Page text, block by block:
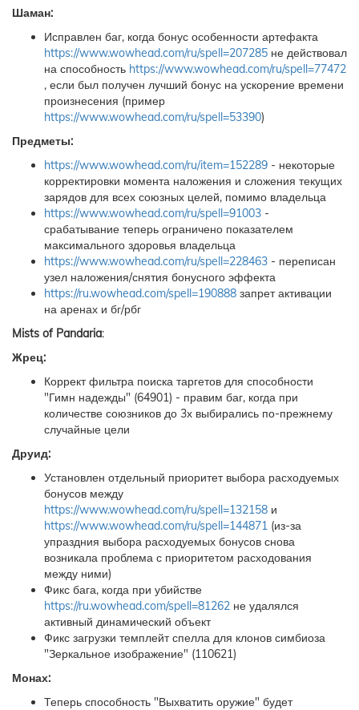
Шаман:
Исправлен баг, когда бонус особенности артефакта
https://www.wowhead.com/ru/spell=207285 не действовал
на способность https://www.wowhead.com/ru/spell=77472
, если был получен лучший бонус на ускорение времени
произнесения (пример
https://www.wowhead.com/ru/spell=53390)
Предметы:
https://www.wowhead.com/ru/item=152289 - некоторые
корректировки момента наложения и сложения текущих
зарядов для всех союзных целей, помимо владельца
https://www.wowhead.com/ru/spell=91003 -
срабатывание теперь ограничено показателем
максимального здоровья владельца
https://www.wowhead.com/ru/spell=228463 - переписан
узел наложения/снятия бонусного эффекта
https://ru.wowhead.com/spell=190888 запрет активации
на аренах и бг/рбг
Mists of Pandaria:
Жрец:
Коррект фильтра поиска таргетов для способности
"Гимн надежды" (64901) - правим баг, когда при
количестве союзников до 3х выбирались по-прежнему
случайные цели
Друид:
Установлен отдельный приоритет выбора расходуемых
бонусов между
https://www.wowhead.com/ru/spell=132158 и
https://www.wowhead.com/ru/spell=144871 (из-за
упраздния выбора расходуемых бонусов снова
возникала проблема с приоритетом расходования
между ними)
Фикс бага, когда при убийстве
https://ru.wowhead.com/spell=81262 не удалялся
активный динамический объект
Фикс загрузки темплейт спелла для клонов симбиоза
"Зеркальное изображение" (110621)
Монах:
Теперь способность "Выхватить оружие" будет